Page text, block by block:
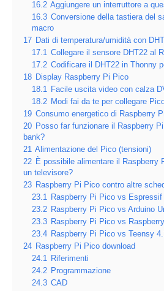
16.2 Aggiungere un interruttore a
16.3 Conversione della tastiera del
macro
17 Dati di temperatura/umidità con
17.1 Collegare il sensore DHT22 al
17.2 Codificare il DHT22 in Thonny
18 Display Raspberry Pi Pico
18.1 Facile uscita video con calza
18.2 Modi fai da te per collegare
19 Consumo energetico di Raspberry
20 Posso far funzionare il Raspberry
bank?
21 Alimentazione del Pico (tensioni)
22 È possibile alimentare il Raspberry
un televisore?
23 Raspberry Pi Pico contro altre
23.1 Raspberry Pi Pico vs
23.2 Raspberry Pi Pico vs Arduino
23.3 Raspberry Pi Pico vs
23.4 Raspberry Pi Pico vs Teensy
24 Raspberry Pi Pico download
24.1 Riferimenti
24.2 Programmazione
24.3 CAD